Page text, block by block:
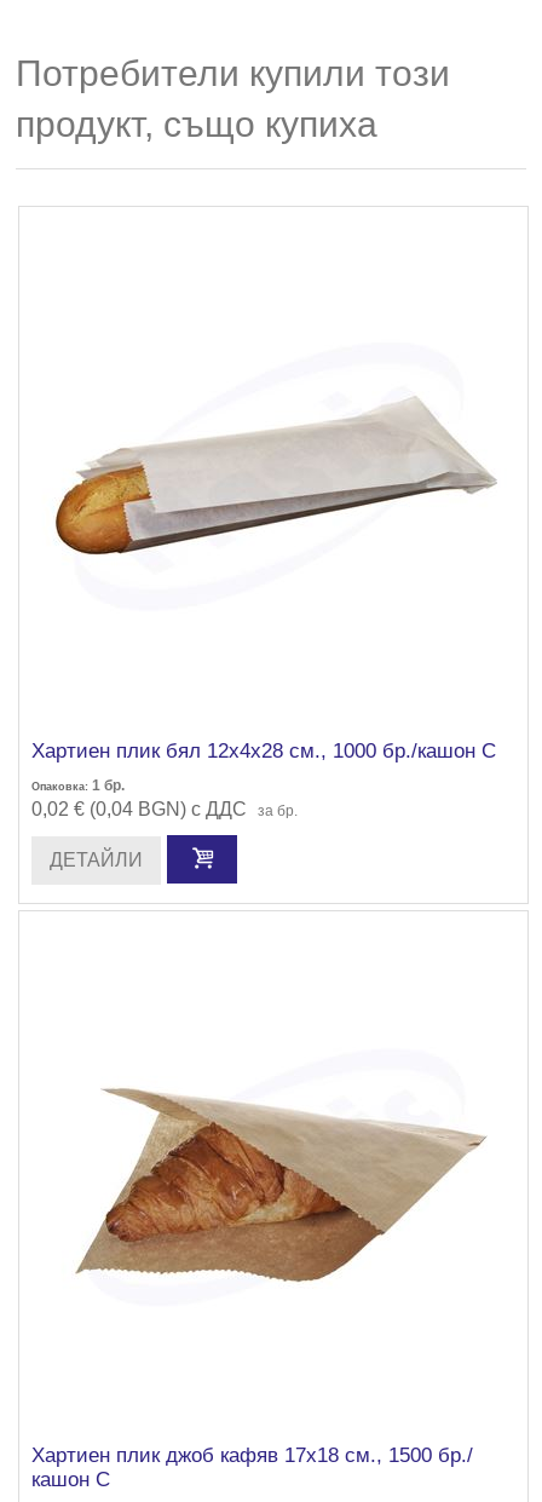
Потребители купили този
продукт, също купиха
Хартиен плик бял 12х4х28 см., 1000 бр./кашон С
Опаковка: 1 бр.
0,02 € (0,04 BGN) с ДДС за бр.
ДЕТАЙЛИ
Хартиен плик джоб кафяв 17х18 см., 1500 бр./
кашон С